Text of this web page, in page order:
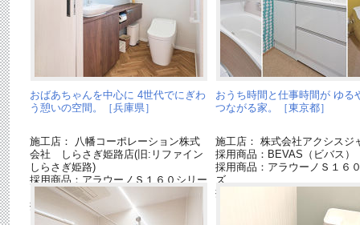
おばあちゃんを中心に 4世代でにぎわ
う憩いの空間。［兵庫県］
施工店： 八幡コーポレーション株式
会社 しらさぎ姫路店(旧:リファイン
しらさぎ姫路)
採用商品：アラウーノＳ１６０シリー
採用商品：アラウーノ トイレカウン
ター
おうち時間と仕事時間が ゆる
つながる家。［東京都］
施工店： 株式会社アクシスジ
採用商品：BEVAS（ビバス）
採用商品：アラウーノＳ１６
ズ
採用商品：洗面ドレッシング